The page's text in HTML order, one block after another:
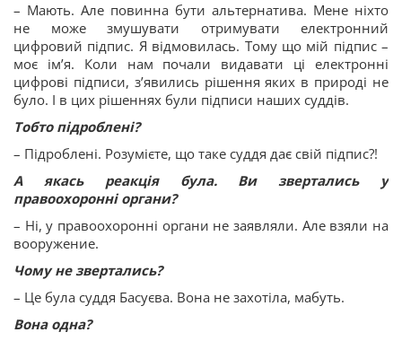
– Мають. Але повинна бути альтернатива. Мене ніхто
не може змушувати отримувати електронний
цифровий підпис. Я відмовилась. Тому що мій підпис –
моє ім’я. Коли нам почали видавати ці електронні
цифрові підписи, з’явились рішення яких в природі не
було. І в цих рішеннях були підписи наших суддів.
Тобто підроблені?
– Підроблені. Розумієте, що таке суддя дає свій підпис?!
А якась реакція була. Ви звертались у
правоохоронні органи?
– Ні, у правоохоронні органи не заявляли. Але взяли на
вооружение.
Чому не звертались?
– Це була суддя Басуєва. Вона не захотіла, мабуть.
Вона одна?